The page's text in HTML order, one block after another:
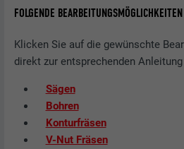
FOLGENDE
Klicken Sie auf die gewünschte
direkt zur entsprechenden
Sägen
Bohren
Konturfräsen
V-Nut Fräsen